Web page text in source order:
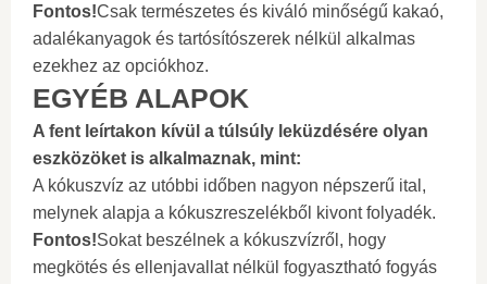
Fontos!Csak természetes és kiváló minőségű kakaó,
adalékanyagok és tartósítószerek nélkül alkalmas
ezekhez az opciókhoz.
EGYÉB ALAPOK
A fent leírtakon kívül a túlsúly leküzdésére olyan
eszközöket is alkalmaznak, mint:
A kókuszvíz az utóbbi időben nagyon népszerű ital,
melynek alapja a kókuszreszelékből kivont folyadék.
Fontos!Sokat beszélnek a kókuszvízről, hogy
megkötés és ellenjavallat nélkül fogyasztható fogyás